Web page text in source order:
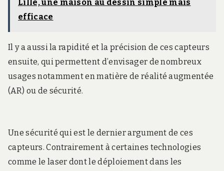
Lille, une maison au dessin simple mais
efficace
Il y a aussi la rapidité et la précision de ces capteurs
ensuite, qui permettent d’envisager de nombreux
usages notamment en matière de réalité augmentée
(AR) ou de sécurité.
Une sécurité qui est le dernier argument de ces
capteurs. Contrairement à certaines technologies
comme le laser dont le déploiement dans les